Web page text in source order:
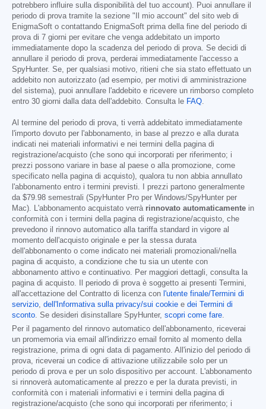
potrebbero influire sulla disponibilità del tuo account). Puoi annullare il
periodo di prova tramite la sezione "Il mio account" del sito web di
EnigmaSoft o contattando EnigmaSoft prima della fine del periodo di
prova di 7 giorni per evitare che venga addebitato un importo
immediatamente dopo la scadenza del periodo di prova. Se decidi di
annullare il periodo di prova, perderai immediatamente l'accesso a
SpyHunter. Se, per qualsiasi motivo, ritieni che sia stato effettuato un
addebito non autorizzato (ad esempio, per motivi di amministrazione
del sistema), puoi annullare l'addebito e ricevere un rimborso completo
entro 30 giorni dalla data dell'addebito. Consulta le FAQ.
Al termine del periodo di prova, ti verrà addebitato immediatamente
l'importo dovuto per l'abbonamento, in base al prezzo e alla durata
indicati nei materiali informativi e nei termini della pagina di
registrazione/acquisto (che sono qui incorporati per riferimento; i
prezzi possono variare in base al paese o alla promozione, come
specificato nella pagina di acquisto), qualora tu non abbia annullato
l'abbonamento entro i termini previsti. I prezzi partono generalmente
da $79.98 semestrali (SpyHunter Pro per Windows/SpyHunter per
Mac). L'abbonamento acquistato verrà rinnovato automaticamente in
conformità con i termini della pagina di registrazione/acquisto, che
prevedono il rinnovo automatico alla tariffa standard in vigore al
momento dell'acquisto originale e per la stessa durata
dell'abbonamento o come indicato nei materiali promozionali/nella
pagina di acquisto, a condizione che tu sia un utente con
abbonamento attivo e continuativo. Per maggiori dettagli, consulta la
pagina di acquisto. Il periodo di prova è soggetto ai presenti Termini,
all'accettazione del Contratto di licenza con l'utente finale/Termini di
servizio, dell'Informativa sulla privacy/sui cookie e dei Termini di
sconto. Se desideri disinstallare SpyHunter, scopri come fare.
Per il pagamento del rinnovo automatico dell'abbonamento, riceverai
un promemoria via email all'indirizzo email fornito al momento della
registrazione, prima di ogni data di pagamento. All'inizio del periodo di
prova, riceverai un codice di attivazione utilizzabile solo per un
periodo di prova e per un solo dispositivo per account. L'abbonamento
si rinnoverà automaticamente al prezzo e per la durata previsti, in
conformità con i materiali informativi e i termini della pagina di
registrazione/acquisto (che sono qui incorporati per riferimento; i